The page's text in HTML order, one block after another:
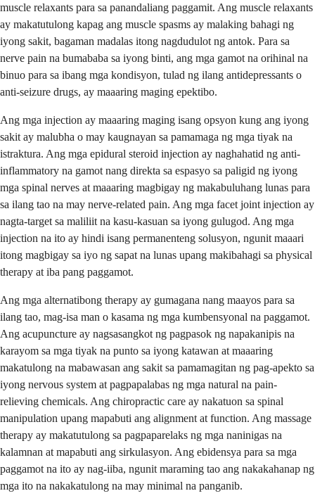
muscle relaxants para sa panandaliang paggamit. Ang muscle relaxants
ay makatutulong kapag ang muscle spasms ay malaking bahagi ng
iyong sakit, bagaman madalas itong nagdudulot ng antok. Para sa
nerve pain na bumababa sa iyong binti, ang mga gamot na orihinal na
binuo para sa ibang mga kondisyon, tulad ng ilang antidepressants o
anti-seizure drugs, ay maaaring maging epektibo.
Ang mga injection ay maaaring maging isang opsyon kung ang iyong
sakit ay malubha o may kaugnayan sa pamamaga ng mga tiyak na
istraktura. Ang mga epidural steroid injection ay naghahatid ng anti-
inflammatory na gamot nang direkta sa espasyo sa paligid ng iyong
mga spinal nerves at maaaring magbigay ng makabuluhang lunas para
sa ilang tao na may nerve-related pain. Ang mga facet joint injection ay
nagta-target sa maliliit na kasu-kasuan sa iyong gulugod. Ang mga
injection na ito ay hindi isang permanenteng solusyon, ngunit maaari
itong magbigay sa iyo ng sapat na lunas upang makibahagi sa physical
therapy at iba pang paggamot.
Ang mga alternatibong therapy ay gumagana nang maayos para sa
ilang tao, mag-isa man o kasama ng mga kumbensyonal na paggamot.
Ang acupuncture ay nagsasangkot ng pagpasok ng napakanipis na
karayom sa mga tiyak na punto sa iyong katawan at maaaring
makatulong na mabawasan ang sakit sa pamamagitan ng pag-apekto sa
iyong nervous system at pagpapalabas ng mga natural na pain-
relieving chemicals. Ang chiropractic care ay nakatuon sa spinal
manipulation upang mapabuti ang alignment at function. Ang massage
therapy ay makatutulong sa pagpaparelaks ng mga naninigas na
kalamnan at mapabuti ang sirkulasyon. Ang ebidensya para sa mga
paggamot na ito ay nag-iiba, ngunit maraming tao ang nakakahanap ng
mga ito na nakakatulong na may minimal na panganib.